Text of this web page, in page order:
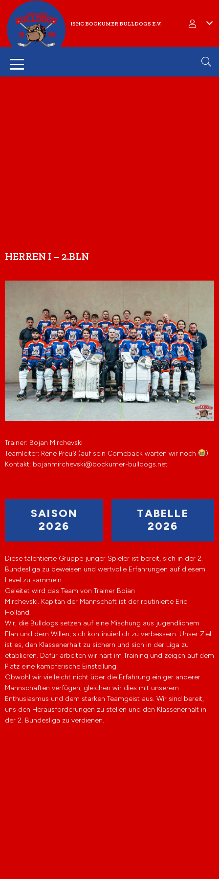
ISHC BOCKUMER BULLDOGS E.V.
HERREN I – 2.BLN
Trainer: Bojan Mirchevski
Teamleiter: Rene Preuß (auf sein Comeback warten wir noch
)
Kontakt: bojanmirchevski@bockumer-bulldogs.net
SAISON
2026
TABELLE
2026
Diese talentierte Gruppe junger Spieler ist bereit, sich in der 2.
Bundesliga zu beweisen und wertvolle Erfahrungen auf diesem
Level zu sammeln.
Geleitet wird das Team von Trainer Boian
Mirchevski. Kapitän der Mannschaft ist der routinierte Eric
Holland.
Wir, die Bulldogs setzen auf eine Mischung aus jugendlichem
Elan und dem Willen, sich kontinuierlich zu verbessern. Unser Ziel
ist es, den Klassenerhalt zu sichern und sich in der Liga zu
etablieren. Dafür arbeiten wir hart im Training und zeigen auf dem
Platz eine kämpferische Einstellung.
Obwohl wir vielleicht nicht über die Erfahrung einiger anderer
Mannschaften verfügen, gleichen wir dies mit unserem
Enthusiasmus und dem starken Teamgeist aus. Wir sind bereit,
uns den Herausforderungen zu stellen und den Klassenerhalt in
der 2. Bundesliga zu verdienen.